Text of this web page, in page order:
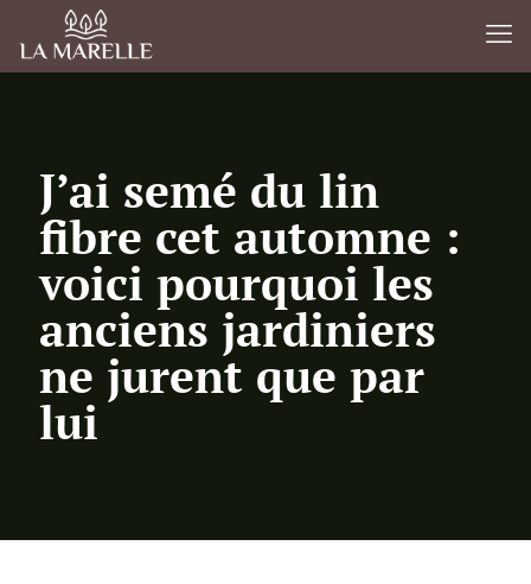
J’ai semé du lin
fibre cet automne :
voici pourquoi les
anciens jardiniers
ne jurent que par
lui